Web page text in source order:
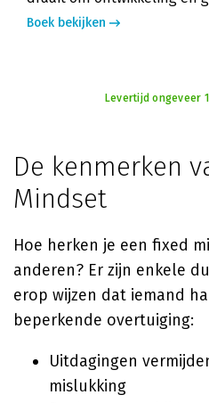
Boek bekijken
Levertijd ongeveer
De kenmerken
Mindset
Hoe herken je een fixed
anderen? Er zijn enkele
erop wijzen dat iemand
beperkende overtuiging:
Uitdagingen
mislukking